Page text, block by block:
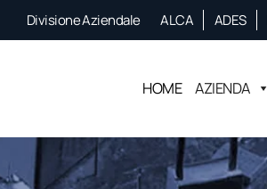
Divisione Aziendale ALCA ADES
HOME AZIENDA